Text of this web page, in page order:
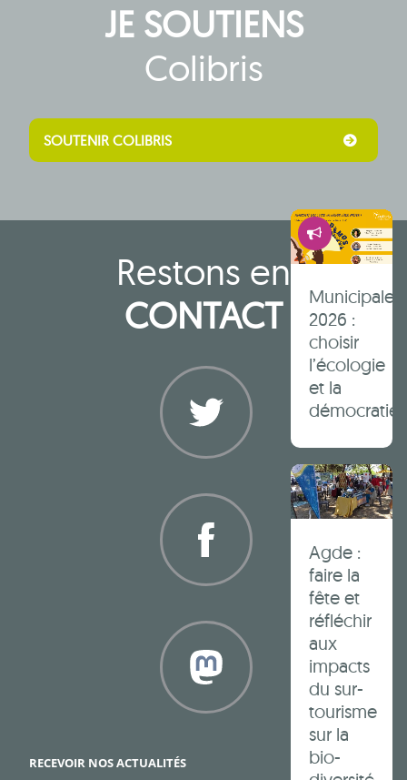
Autres
articles
Municipales
2026 :
choisir
l’écologie
et la
démocratie
Agde :
faire la
fête et
réfléchir
aux
impacts
du sur-
tourisme
sur la
bio-
JE SOUTIENS
Colibris
SOUTENIR COLIBRIS
Restons en
CONTACT
RECEVOIR NOS ACTUALITÉS